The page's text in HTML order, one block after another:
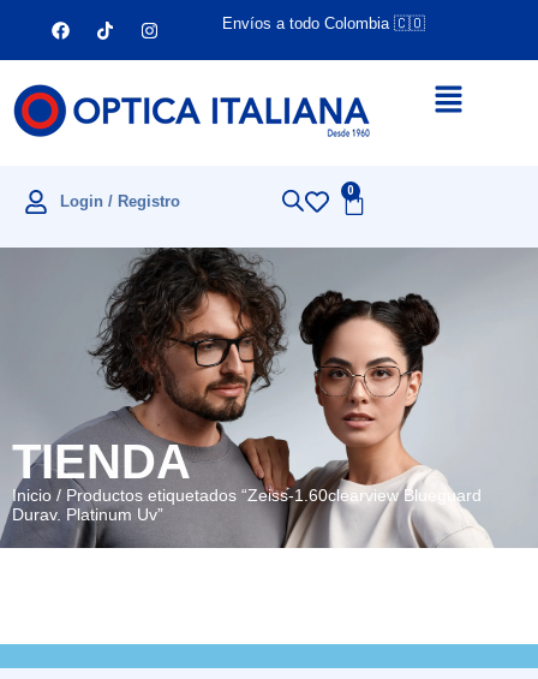
Envíos a todo Colombia 🇨🇴
Login / Registro
0
TIENDA
Inicio / Productos etiquetados “Zeiss-1.60clearview Blueguard
Durav. Platinum Uv”